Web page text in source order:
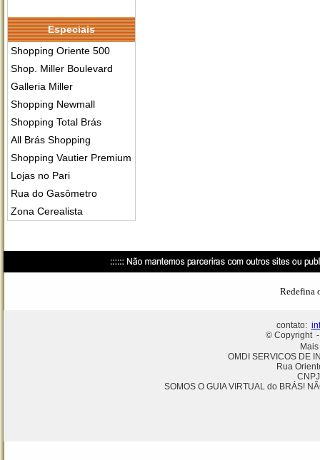
Especiais
Shopping Oriente 500
Shop. Miller Boulevard
Galleria Miller
Shopping Newmall
Shopping Total Brás
All Brás Shopping
Shopping Vautier Premium
Lojas no Pari
Rua do Gasômetro
Zona Cerealista
Redefina
contato:
© Copyright -
OMDI SERVICOS DE
Rua
SOMOS O GUIA VIRTUAL do BRÁS!